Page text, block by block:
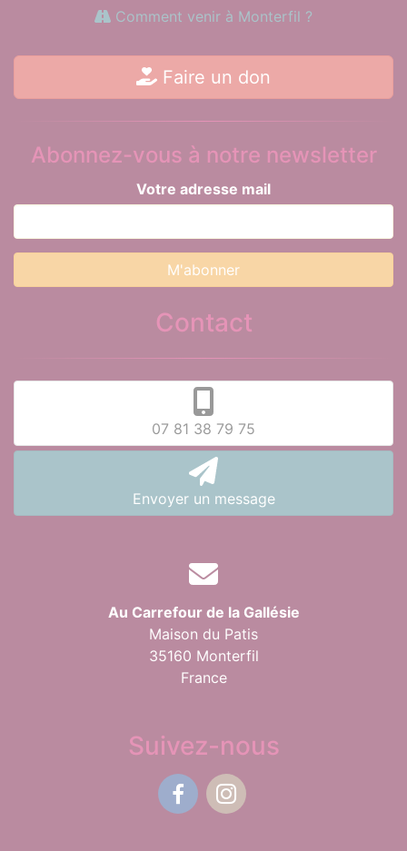
Comment venir à Monterfil ?
Faire un don
Abonnez-vous à notre newsletter
Votre adresse mail
Contact
07 81 38 79 75
Envoyer un message
Au Carrefour de la Gallésie
Maison du Patis
35160 Monterfil
France
Suivez-nous